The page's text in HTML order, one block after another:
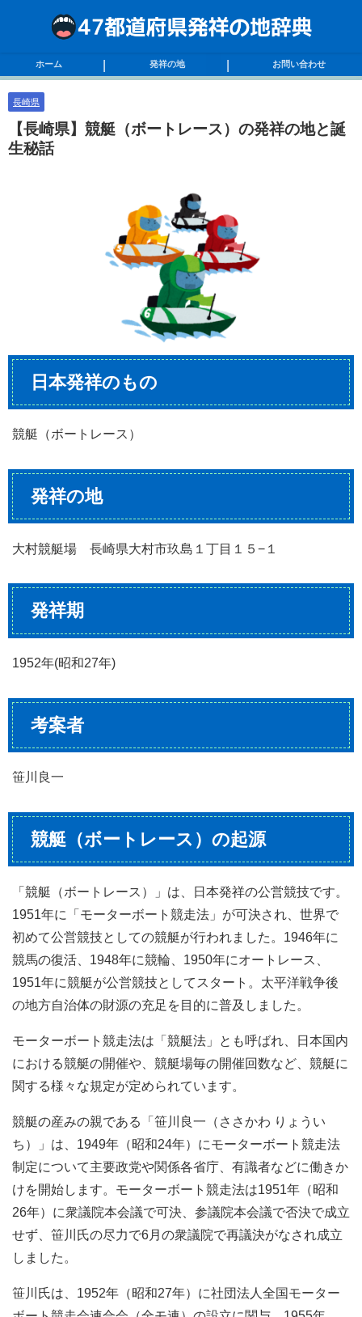
ホーム 発祥の地 お問い合わせ
長崎県
【長崎県】競艇（ボートレース）の発祥の地と誕
生秘話
日本発祥のもの
競艇（ボートレース）
発祥の地
大村競艇場 長崎県大村市玖島１丁目１５−１
発祥期
1952年(昭和27年)
考案者
笹川良一
競艇（ボートレース）の起源
「競艇（ボートレース）」は、日本発祥の公営競技です。
1951年に「モーターボート競走法」が可決され、世界で
初めて公営競技としての競艇が行われました。1946年に
競馬の復活、1948年に競輪、1950年にオートレース、
1951年に競艇が公営競技としてスタート。太平洋戦争後
の地方自治体の財源の充足を目的に普及しました。
モーターボート競走法は「競艇法」とも呼ばれ、日本国内
における競艇の開催や、競艇場毎の開催回数など、競艇に
関する様々な規定が定められています。
競艇の産みの親である「笹川良一（ささかわ りょうい
ち）」は、1949年（昭和24年）にモーターボート競走法
制定について主要政党や関係各省庁、有識者などに働きか
けを開始します。モーターボート競走法は1951年（昭和
26年）に衆議院本会議で可決、参議院本会議で否決で成立
せず、笹川氏の尽力で6月の衆議院で再議決がなされ成立
しました。
笹川氏は、1952年（昭和27年）に社団法人全国モーター